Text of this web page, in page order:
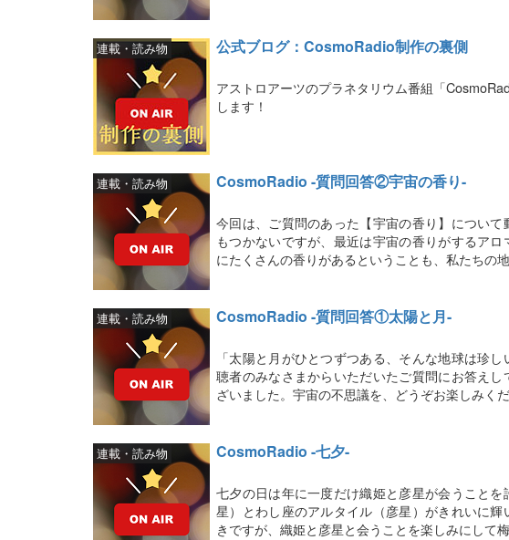
公式ブログ：CosmoRadio制作の裏側
連載・読み物
アストロアーツのプラネタリウム番組「
します！
CosmoRadio -質問回答②宇宙の香り-
連載・読み物
今回は、ご質問のあった【宇宙の香り】につい
もつかないですが、最近は宇宙の香りがするア
にたくさんの香りがあるということも、私たちの
CosmoRadio -質問回答①太陽と月-
連載・読み物
「太陽と月がひとつずつある、そんな地球は珍
聴者のみなさまからいただいたご質問にお答え
ざいました。宇宙の不思議を、どうぞお楽しみくだ
CosmoRadio -七夕-
連載・読み物
七夕の日は年に一度だけ織姫と彦星が会うこと
星）とわし座のアルタイル（彦星）がきれいに
きですが、織姫と彦星と会うことを楽しみにして